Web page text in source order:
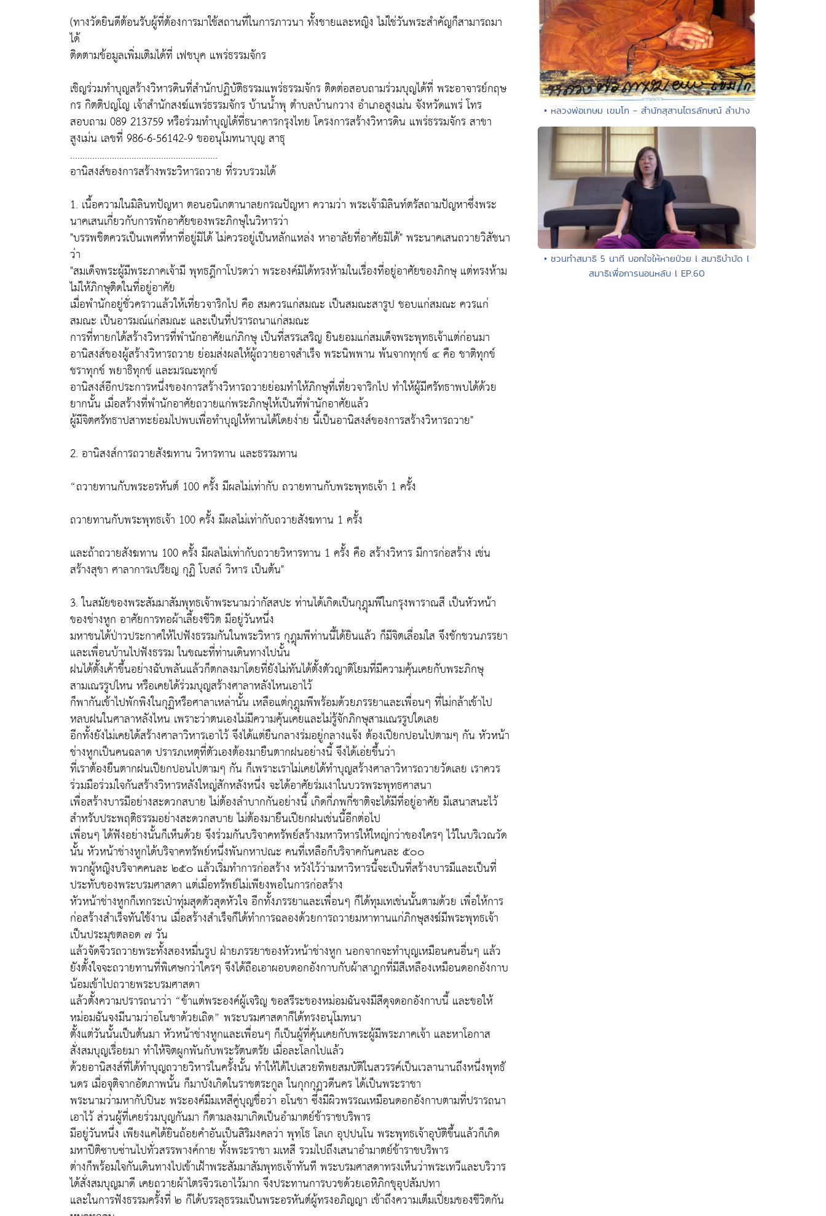
(ทางวัดยินดีต้อนรับผู้ที่ต้องการมาใช้สถานที่ในการภาวนา ทั้งชายและหญิง ไม่ใช่วันพระสำคัญก็สามารถมา
ได้
ติดตามข้อมูลเพิ่มเติมได้ที่ เฟชบุค แพร่ธรรมจักร
เชิญร่วมทำบุญสร้างวิหารดินที่สำนักปฏิบัติธรรมแพร่ธรรมจักร ติดต่อสอบถามร่วมบุญได้ที่ พระอาจารย์กฤษ
กร กิตติปญโญ เจ้าสำนักสงฆ์แพร่ธรรมจักร บ้านน้ำพุ ตำบลบ้านกวาง อำเภอสูงเม่น จังหวัดแพร่ โทร
สอบถาม 089 213759 หรือร่วมทำบุญได้ที่ธนาคารกรุงไทย โครงการสร้างวิหารดิน แพร่ธรรมจักร สาขา
สูงเม่น เลขที่ 986-6-56142-9 ขออนุโมทนาบุญ สาธุ
............................................................
อานิสงส์ของการสร้างพระวิหารถวาย ที่รวบรวมได้
1. เนื้อความในมิลินทปัญหา ตอนอนิเกตานาลยกรณปัญหา ความว่า พระเจ้ามิลินท์ตรัสถามปัญหาซึ่งพระ
นาคเสนเกี่ยวกับการพักอาศัยของพระภิกษุในวิหารว่า
"บรรพชิตควรเป็นเพศที่หาที่อยู่มิได้ ไม่ควรอยู่เป็นหลักแหล่ง หาอาลัยที่อาศัยมิได้" พระนาคเสนถวายวิสัชนา
ว่า
"สมเด็จพระผู้มีพระภาคเจ้ามี พุทธฎีกาโปรดว่า พระองค์มิได้ทรงห้ามในเรื่องที่อยู่อาศัยของภิกษุ แต่ทรงห้าม
ไม่ให้ภิกษุติดในที่อยู่อาศัย
เมื่อพำนักอยู่ชั่วคราวแล้วให้เที่ยวจาริกไป คือ สมควรแก่สมณะ เป็นสมณะสารูป ชอบแก่สมณะ ควรแก่
สมณะ เป็นอารมณ์แก่สมณะ และเป็นที่ปรารถนาแก่สมณะ
การที่ทายกได้สร้างวิหารที่พำนักอาศัยแก่ภิกษุ เป็นที่สรรเสริญ ยินยอมแก่สมเด็จพระพุทธเจ้าแต่ก่อนมา
อานิสงส์ของผู้สร้างวิหารถวาย ย่อมส่งผลให้ผู้ถวายอาจสำเร็จ พระนิพพาน พ้นจากทุกข์ ๔ คือ ชาติทุกข์
ชราทุกข์ พยาธิทุกข์ และมรณะทุกข์
อานิสงส์อีกประการหนึ่งของการสร้างวิหารถวายย่อมทำให้ภิกษุที่เที่ยวจาริกไป ทำให้ผู้มีศรัทธาพบได้ด้วย
ยากนั้น เมื่อสร้างที่พำนักอาศัยถวายแก่พระภิกษุให้เป็นที่พำนักอาศัยแล้ว
ผู้มีจิตศรัทธาปสาทะย่อมไปพบเพื่อทำบุญให้ทานได้โดยง่าย นี้เป็นอานิสงส์ของการสร้างวิหารถวาย"
2. อานิสงส์การถวายสังฆทาน วิหารทาน และธรรมทาน
“ถวายทานกับพระอรหันต์ 100 ครั้ง มีผลไม่เท่ากับ ถวายทานกับพระพุทธเจ้า 1 ครั้ง
ถวายทานกับพระพุทธเจ้า 100 ครั้ง มีผลไม่เท่ากับถวายสังฆทาน 1 ครั้ง
และถ้าถวายสังฆทาน 100 ครั้ง มีผลไม่เท่ากับถวายวิหารทาน 1 ครั้ง คือ สร้างวิหาร มีการก่อสร้าง เช่น
สร้างสุขา ศาลาการเปรียญ กุฏิ โบสถ์ วิหาร เป็นต้น"
3. ในสมัยของพระสัมมาสัมพุทธเจ้าพระนามว่ากัสสปะ ท่านได้เกิดเป็นกุฎุมพีในกรุงพาราณสี เป็นหัวหน้า
ของช่างหูก อาศัยการทอผ้าเลี้ยงชีวิต มีอยู่วันหนึ่ง
มหาชนได้ป่าวประกาศให้ไปฟังธรรมกันในพระวิหาร กุฎุมพีท่านนี้ได้ยินแล้ว ก็มีจิตเลื่อมใส จึงชักชวนภรรยา
และเพื่อนบ้านไปฟังธรรม ในขณะที่ท่านเดินทางไปนั้น
ฝนได้ตั้งเค้าขึ้นอย่างฉับพลันแล้วก็ตกลงมาโดยที่ยังไม่ทันได้ตั้งตัวญาติโยมที่มีความคุ้นเคยกับพระภิกษุ
สามเณรรูปไหน หรือเคยได้ร่วมบุญสร้างศาลาหลังไหนเอาไว้
ก็พากันเข้าไปพักพิงในกุฏิหรือศาลาเหล่านั้น เหลือแต่กุฎุมพีพร้อมด้วยภรรยาและเพื่อนๆ ที่ไม่กล้าเข้าไป
หลบฝนในศาลาหลังไหน เพราะว่าตนเองไม่มีความคุ้นเคยและไม่รู้จักภิกษุสามเณรรูปใดเลย
อีกทั้งยังไม่เคยได้สร้างศาลาวิหารเอาไว้ จึงได้แต่ยืนกลางร่มอยู่กลางแจ้ง ต้องเปียกปอนไปตามๆ กัน หัวหน้า
ช่างหูกเป็นคนฉลาด ปรารภเหตุที่ตัวเองต้องมายืนตากฝนอย่างนี้ จึงได้เอ่ยขึ้นว่า
ที่เราต้องยืนตากฝนเปียกปอนไปตามๆ กัน ก็เพราะเราไม่เคยได้ทำบุญสร้างศาลาวิหารถวายวัดเลย เราควร
ร่วมมือร่วมใจกันสร้างวิหารหลังใหญ่สักหลังหนึ่ง จะได้อาศัยร่มเงาในบวรพระพุทธศาสนา
เพื่อสร้างบารมีอย่างสะดวกสบาย ไม่ต้องลำบากกันอย่างนี้ เกิดกี่ภพกี่ชาติจะได้มีที่อยู่อาศัย มีเสนาสนะไว้
สำหรับประพฤติธรรมอย่างสะดวกสบาย ไม่ต้องมายืนเปียกฝนเช่นนี้อีกต่อไป
เพื่อนๆ ได้ฟังอย่างนั้นก็เห็นด้วย จึงร่วมกันบริจาคทรัพย์สร้างมหาวิหารให้ใหญ่กว่าของใครๆ ไว้ในบริเวณวัด
นั้น หัวหน้าช่างหูกได้บริจาคทรัพย์หนึ่งพันกหาปณะ คนที่เหลือก็บริจาคกันคนละ ๕๐๐
พวกผู้หญิงบริจาคคนละ ๒๕๐ แล้วเริ่มทำการก่อสร้าง หวังไว้ว่ามหาวิหารนี้จะเป็นที่สร้างบารมีและเป็นที่
ประทับของพระบรมศาสดา แต่เมื่อทรัพย์ไม่เพียงพอในการก่อสร้าง
หัวหน้าช่างหูกก็เทกระเป๋าทุ่มสุดตัวสุดหัวใจ อีกทั้งภรรยาและเพื่อนๆ ก็ได้ทุมเทเช่นนั้นตามด้วย เพื่อให้การ
ก่อสร้างสำเร็จทันใช้งาน เมื่อสร้างสำเร็จก็ได้ทำการฉลองด้วยการถวายมหาทานแก่ภิกษุสงฆ์มีพระพุทธเจ้า
เป็นประมุขตลอด ๗ วัน
แล้วจัดจีวรถวายพระทั้งสองหมื่นรูป ฝ่ายภรรยาของหัวหน้าช่างหูก นอกจากจะทำบุญเหมือนคนอื่นๆ แล้ว
ยังตั้งใจจะถวายทานที่พิเศษกว่าใครๆ จึงได้ถือเอาผอบดอกอังกาบกับผ้าสาฎกที่มีสีเหลืองเหมือนดอกอังกาบ
น้อมเข้าไปถวายพระบรมศาสดา
แล้วตั้งความปรารถนาว่า “ข้าแต่พระองค์ผู้เจริญ ขอสรีระของหม่อมฉันจงมีสีดุจดอกอังกาบนี้ และขอให้
หม่อมฉันจงมีนามว่าอโนชาด้วยเถิด” พระบรมศาสดาก็ได้ทรงอนุโมทนา
ตั้งแต่วันนั้นเป็นต้นมา หัวหน้าช่างหูกและเพื่อนๆ ก็เป็นผู้ที่คุ้นเคยกับพระผู้มีพระภาคเจ้า และหาโอกาส
สั่งสมบุญเรื่อยมา ทำให้จิตผูกพันกับพระรัตนตรัย เมื่อละโลกไปแล้ว
ด้วยอานิสงส์ที่ได้ทำบุญถวายวิหารในครั้งนั้น ทำให้ได้ไปเสวยทิพยสมบัติในสวรรค์เป็นเวลานานถึงหนึ่งพุทธั
นดร เมื่อจุติจากอัตภาพนั้น ก็มาบังเกิดในราชตระกูล ในกุกกุฏวดีนคร ได้เป็นพระราชา
พระนามว่ามหากัปปินะ พระองค์มีมเหสีคู่บุญชื่อว่า อโนชา ซึ่งมีผิวพรรณเหมือนดอกอังกาบตามที่ปรารถนา
เอาไว้ ส่วนผู้ที่เคยร่วมบุญกันมา ก็ตามลงมาเกิดเป็นอำมาตย์ข้าราชบริพาร
มีอยู่วันหนึ่ง เพียงแค่ได้ยินถ้อยคำอันเป็นสิริมงคลว่า พุทฺโธ โลเก อุปฺปนฺโน พระพุทธเจ้าอุบัติขึ้นแล้วก็เกิด
มหาปีติซาบซ่านไปทั่วสรรพางค์กาย ทั้งพระราชา มเหสี รวมไปถึงเสนาอำมาตย์ข้าราชบริพาร
ต่างก็พร้อมใจกันเดินทางไปเข้าเฝ้าพระสัมมาสัมพุทธเจ้าทันที พระบรมศาสดาทรงเห็นว่าพระเทวีและบริวาร
ได้สั่งสมบุญมาดี เคยถวายผ้าไตรจีวรเอาไว้มาก จึงประทานการบวชด้วยเอหิภิกขุอุปสัมปทา
และในการฟังธรรมครั้งที่ ๒ ก็ได้บรรลุธรรมเป็นพระอรหันต์ผู้ทรงอภิญญา เข้าถึงความเต็มเปี่ยมของชีวิตกัน
• หลวงพ่อเกษม เขมโก - สำนักสุสานไตรลักษณ์ ลำปาง
• ชวนทำสมาธิ 5 นาที บอกใจให้หายป่วย l สมาธิบำบัด l
สมาธิเพื่อการนอนหลับ l EP.60